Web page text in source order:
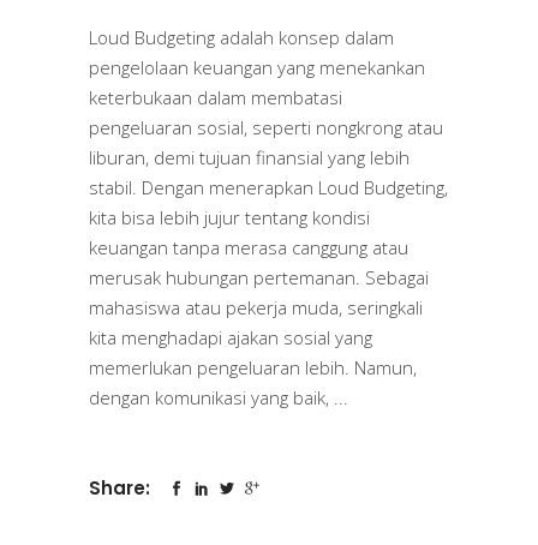
Loud Budgeting adalah konsep dalam
pengelolaan keuangan yang menekankan
keterbukaan dalam membatasi
pengeluaran sosial, seperti nongkrong atau
liburan, demi tujuan finansial yang lebih
stabil. Dengan menerapkan Loud Budgeting,
kita bisa lebih jujur tentang kondisi
keuangan tanpa merasa canggung atau
merusak hubungan pertemanan. Sebagai
mahasiswa atau pekerja muda, seringkali
kita menghadapi ajakan sosial yang
memerlukan pengeluaran lebih. Namun,
dengan komunikasi yang baik,
Share: